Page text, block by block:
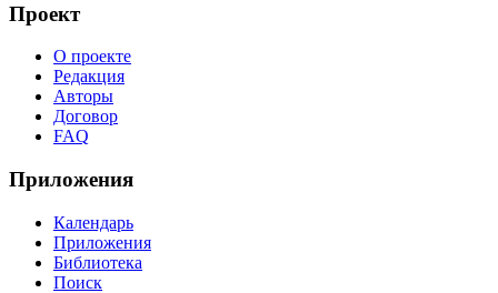
Проект
О проекте
Редакция
Авторы
Договор
FAQ
Приложения
Календарь
Приложения
Библиотека
Поиск